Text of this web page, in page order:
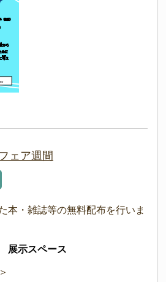
ェア週間
本・雑誌等の無料配布を行いま
展示スペース